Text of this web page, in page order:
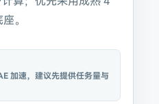
。
加速，建议先提供任务量与